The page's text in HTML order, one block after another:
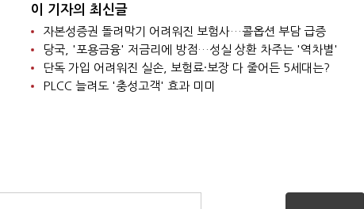
이 기자의 최신글
자본성증권 돌려막기 어려워진 보험사…콜옵션 부담 급증
당국, '포용금융' 저금리에 방점…성실 상환 차주는 '역차별'
단독 가입 어려워진 실손, 보험료·보장 다 줄어든 5세대는?
PLCC 늘려도 '충성고객' 효과 미미